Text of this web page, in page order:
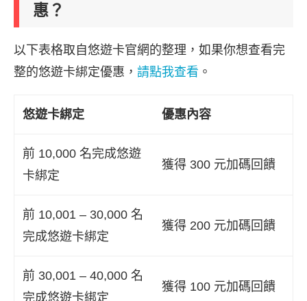
惠？
以下表格取自悠遊卡官網的整理，如果你想查看完
整的悠遊卡綁定優惠， 請點我查看 。
悠遊卡綁定 優惠內容
前 10,000 名完成悠遊
卡綁定
獲得 300 元加碼回饋
前 10,001 – 30,000 名
完成悠遊卡綁定
獲得 200 元加碼回饋
前 30,001 – 40,000 名
完成悠遊卡綁定
獲得 100 元加碼回饋